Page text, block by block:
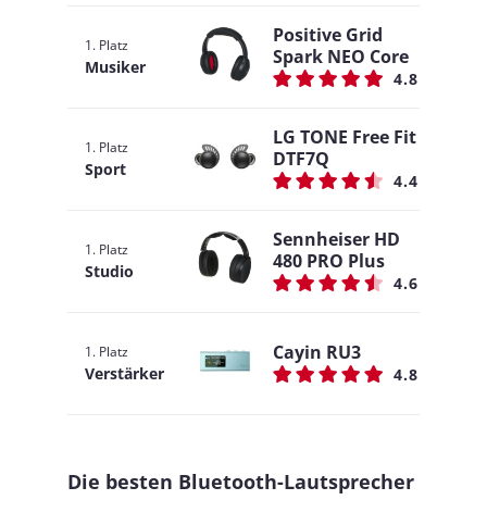
1. Platz
Musiker
Positive Grid
Spark NEO Core
4.8
1. Platz
Sport
LG TONE Free Fit
DTF7Q
4.4
1. Platz
Studio
Sennheiser HD
480 PRO Plus
4.6
1. Platz
Verstärker
Cayin RU3
4.8
Die besten Bluetooth-Lautsprecher